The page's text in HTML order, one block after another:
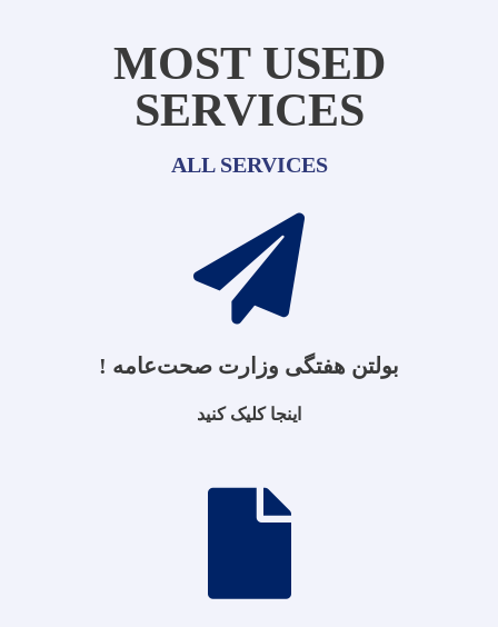
MOST USED
SERVICES
ALL SERVICES
بولتن هفتگی وزارت صحت‌عامه !
اینجا کلیک کنید